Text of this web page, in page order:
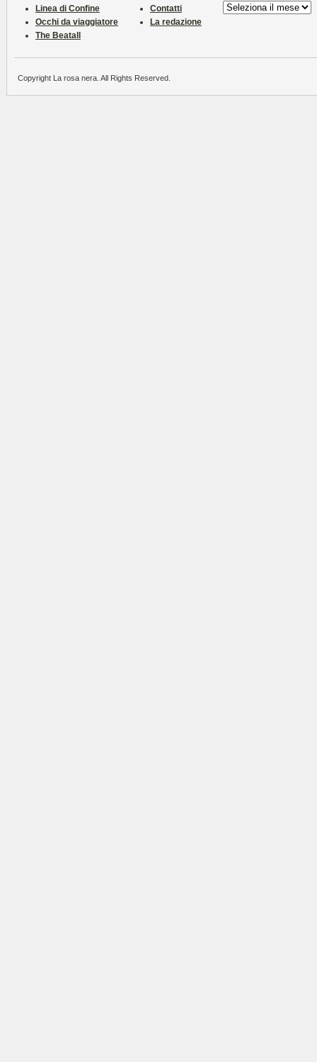
Linea di Confine
Occhi da viaggiatore
The Beatall
Contatti
La redazione
Archivio
Copyright La rosa nera. All Rights Reserved.